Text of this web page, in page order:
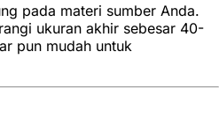
pada materi sumber Anda.
ukuran akhir sebesar 40-
pun mudah untuk